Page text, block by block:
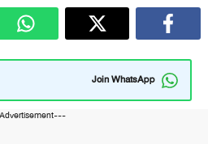
Join WhatsApp
---Advertisement---